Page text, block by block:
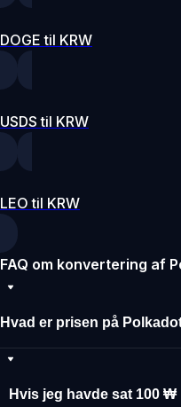
DOGE til KRW
USDS til KRW
LEO til KRW
FAQ om konvertering af
Hvad er prisen på
Hvis jeg havde sat 100